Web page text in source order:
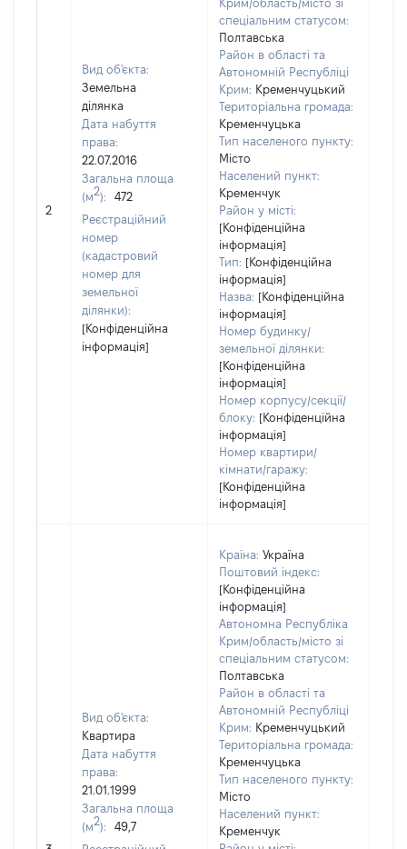
2
Вид об'єкта:
Земельна
ділянка
Дата набуття
права:
22.07.2016
Загальна площа
(м2):
472
Реєстраційний
номер
(кадастровий
номер для
земельної
ділянки):
[Конфіденційна
інформація]
Крим/область/місто зі
спеціальним статусом:
Полтавська
Район в області та
Автономній Республіці
Крим: Кременчуцький
Територіальна громада:
Кременчуцька
Тип населеного пункту:
Місто
Населений пункт:
Кременчук
Район у місті:
[Конфіденційна
інформація]
Тип: [Конфіденційна
інформація]
Назва: [Конфіденційна
інформація]
Номер будинку/
земельної ділянки:
[Конфіденційна
інформація]
Номер корпусу/секції/
блоку: [Конфіденційна
інформація]
Номер квартири/
кімнати/гаражу:
[Конфіденційна
інформація]
Вид об'єкта:
Квартира
Дата набуття
права:
21.01.1999
Загальна площа
(м2):
49,7
Країна: Україна
Поштовий індекс:
[Конфіденційна
інформація]
Автономна Республіка
Крим/область/місто зі
спеціальним статусом:
Полтавська
Район в області та
Автономній Республіці
Крим: Кременчуцький
Територіальна громада:
Кременчуцька
Тип населеного пункту:
Місто
Населений пункт:
Кременчук